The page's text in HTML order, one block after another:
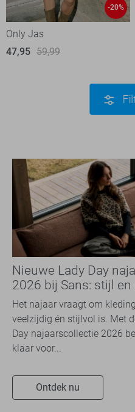
-20%
Only Jas
47,95 59,99
Nieuwe Lady Day
2026 bij Sans: stijl
travelkwaliteit
Het najaar vraagt om
veelzijdig én stijlvol is. Met
Day najaarscollectie 2026
klaar voor...
Ontdek nu